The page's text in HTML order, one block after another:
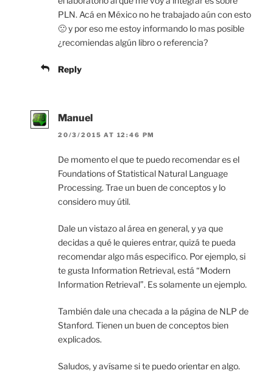
PLN. Acá en México no he trabajado aún con esto
🙁 y por eso me estoy informando lo mas posible
¿recomiendas algún libro o referencia?
Reply
Manuel
20/3/2015 AT 12:46 PM
De momento el que te puedo recomendar es el
Foundations of Statistical Natural Language
Processing. Trae un buen de conceptos y lo
considero muy útil.
Dale un vistazo al área en general, y ya que
decidas a qué le quieres entrar, quizá te pueda
recomendar algo más especifico. Por ejemplo, si
te gusta Information Retrieval, está “Modern
Information Retrieval”. Es solamente un ejemplo.
También dale una checada a la página de NLP de
Stanford. Tienen un buen de conceptos bien
explicados.
Saludos, y avísame si te puedo orientar en algo.